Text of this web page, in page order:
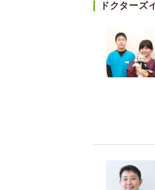
ドクターズ